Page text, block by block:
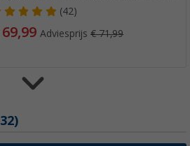
(42)
69,99Adviesprijs€ 71,99
Wachau caravan raamluifel blauw-